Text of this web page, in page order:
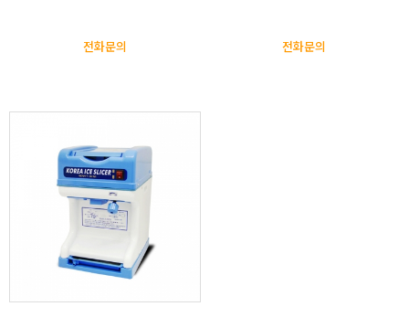
전화문의 전화문의